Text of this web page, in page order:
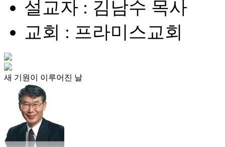
설교자 : 김남수 목사
교회 : 프라미스교회
새 기원이 이루어진 날